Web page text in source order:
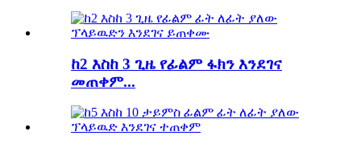
ከ2 እስከ 3 ጊዜ የፊልም ፋክን እንደገና
መጠቀም...